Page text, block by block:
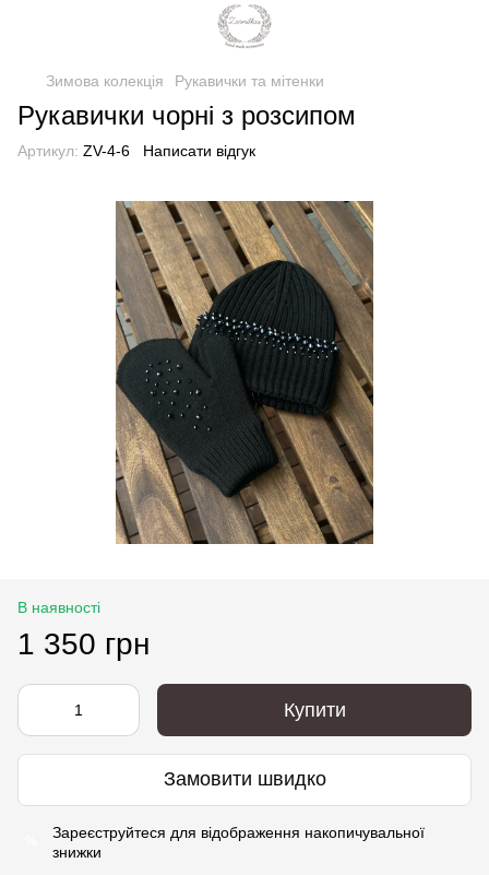
Зимова колекція Рукавички та мітенки
Рукавички чорні з розсипом
Артикул: ZV-4-6 Написати відгук
В наявності
1 350 грн
Купити
Замовити швидко
Зареєструйтеся для відображення накопичувальної
знижки